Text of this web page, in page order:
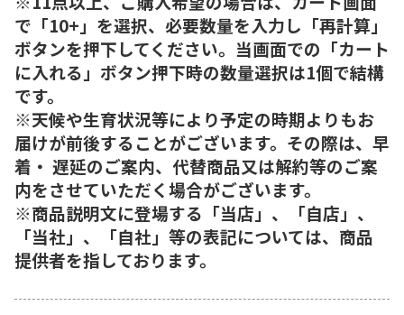
で「10+」を選択、必要数量を入力し「再計算」
ボタンを押下してください。当画面での「カート
に入れる」ボタン押下時の数量選択は1個で結構
です。
※天候や生育状況等により予定の時期よりもお
届けが前後することがございます。その際は、早
着・ 遅延のご案内、代替商品又は解約等のご案
内をさせていただく場合がございます。
※商品説明文に登場する「当店」、「自店」、
「当社」、「自社」等の表記については、商品
提供者を指しております。